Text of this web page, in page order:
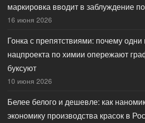
маркировка вводит в заблуждение
16 июня 2026
Гонка с препятствиями: почему
нацпроекта по химии опережают
буксуют
10 июня 2026
Белее белого и дешевле: как
экономику производства красок в